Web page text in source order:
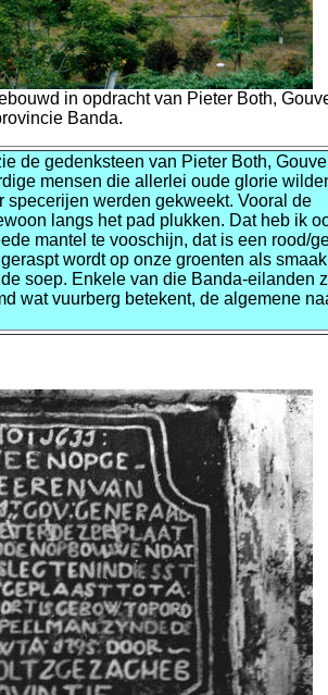
in opdracht van Pieter Both,
Banda.
de gedenksteen van Pieter Both,
mensen die allerlei oude glorie
specerijen werden gekweekt. Vooral de
langs het pad plukken. Dat heb ik
mantel te vooschijn, dat is een rood/
wordt op onze groenten als smaak
soep. Enkele van die Banda-eilanden
wat vuurberg betekent, de algemene